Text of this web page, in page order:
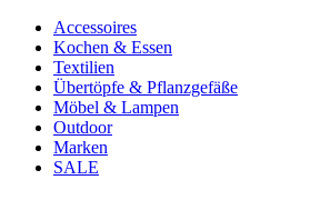
Accessoires
Kochen & Essen
Textilien
Übertöpfe & Pflanzgefäße
Möbel & Lampen
Outdoor
Marken
SALE